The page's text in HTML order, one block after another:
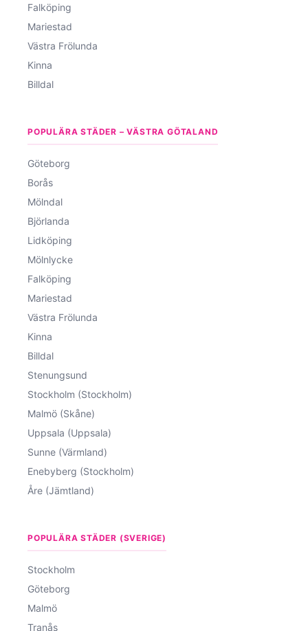
Falköping
Mariestad
Västra Frölunda
Kinna
Billdal
POPULÄRA STÄDER – VÄSTRA GÖTALAND
Göteborg
Borås
Mölndal
Björlanda
Lidköping
Mölnlycke
Falköping
Mariestad
Västra Frölunda
Kinna
Billdal
Stenungsund
Stockholm (Stockholm)
Malmö (Skåne)
Uppsala (Uppsala)
Sunne (Värmland)
Enebyberg (Stockholm)
Åre (Jämtland)
POPULÄRA STÄDER (SVERIGE)
Stockholm
Göteborg
Malmö
Tranås